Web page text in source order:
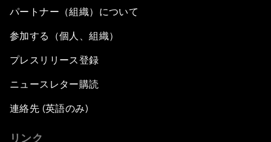
パートナー（組織）について
参加する（個人、組織）
プレスリリース登録
ニュースレター購読
連絡先 (英語のみ)
リンク